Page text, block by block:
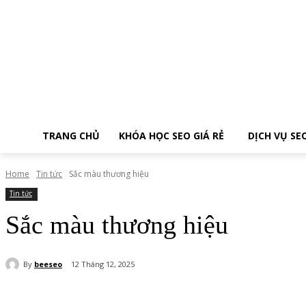
TRANG CHỦ KHÓA HỌC SEO GIÁ RẺ DỊCH VỤ
Home Tin tức Sắc màu thương hiệu
Tin tức
Sắc màu thương hiệu
By beeseo 12 Tháng 12, 2025